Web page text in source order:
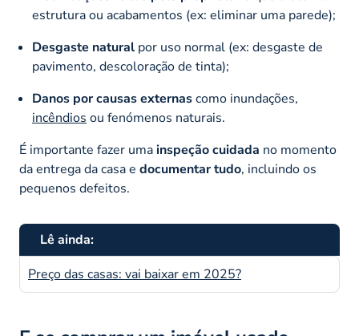
estrutura ou acabamentos (ex: eliminar uma parede);
Desgaste natural por uso normal (ex: desgaste de
pavimento, descoloração de tinta);
Danos por causas externascomo inundações,
incêndios ou fenómenos naturais.
É importante fazer uma inspeção cuidada no momento
da entrega da casa e documentar tudo, incluindo os
pequenos defeitos.
Lê ainda:
Preço das casas: vai baixar em 2025?